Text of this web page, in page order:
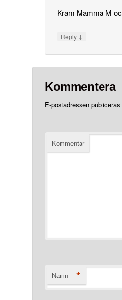
Kram Mamma M
Reply ↓
Kommentera
E-postadressen publiceras
Kommentar
Namn *